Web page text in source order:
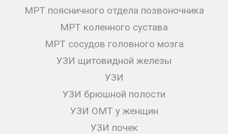
МРТ поясничного отдела позвоночника
МРТ коленного сустава
МРТ сосудов головного мозга
УЗИ щитовидной железы
УЗИ
УЗИ брюшной полости
УЗИ ОМТ у женщин
УЗИ почек